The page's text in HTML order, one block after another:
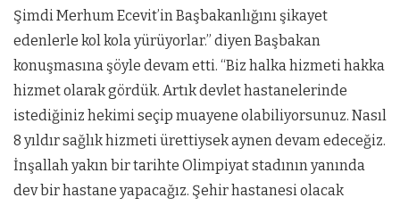
Şimdi Merhum Ecevit’in Başbakanlığını şikayet
edenlerle kol kola yürüyorlar.” diyen Başbakan
konuşmasına şöyle devam etti. “Biz halka hizmeti hakka
hizmet olarak gördük. Artık devlet hastanelerinde
istediğiniz hekimi seçip muayene olabiliyorsunuz. Nasıl
8 yıldır sağlık hizmeti ürettiysek aynen devam edeceğiz.
İnşallah yakın bir tarihte Olimpiyat stadının yanında
dev bir hastane yapacağız. Şehir hastanesi olacak